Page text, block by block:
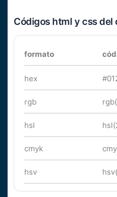
Códigos html y css del
formato
hex
rgb
hsl
cmyk
hsv